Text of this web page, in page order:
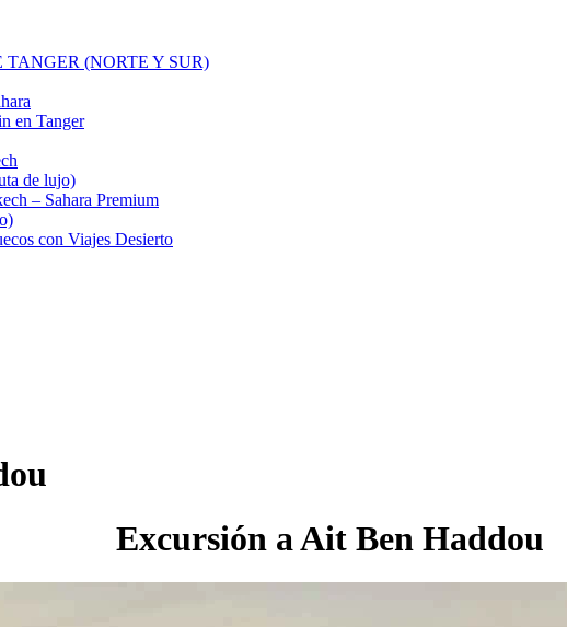
(NORTE Y SUR)
en Tanger
de lujo)
– Sahara Premium
con Viajes Desierto
Excursión a Ait Ben Haddou